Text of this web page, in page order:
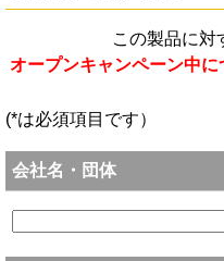
この製品に対
オープンキャンペーン中
(*は必須項目です）
会社名・団体